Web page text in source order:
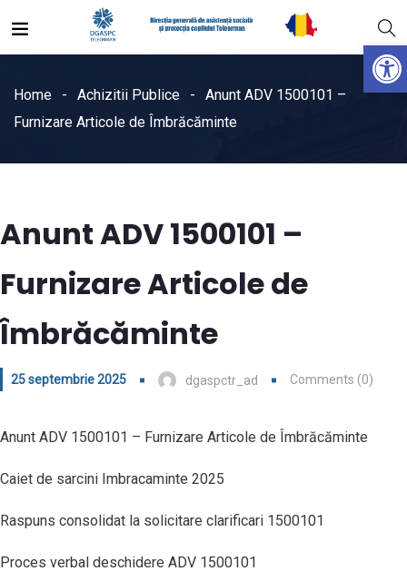
Home Achizitii Publice
Anunt ADV 1500101 –
Furnizare Articole de Îmbrăcăminte
Anunt ADV 1500101 –
Furnizare Articole de
Îmbrăcăminte
25 septembrie 2025 dgaspctr_ad Comments (0)
Anunt ADV 1500101 – Furnizare Articole de Îmbrăcăminte
Caiet de sarcini Imbracaminte 2025
Raspuns consolidat la solicitare clarificari 1500101
Proces verbal deschidere ADV 1500101